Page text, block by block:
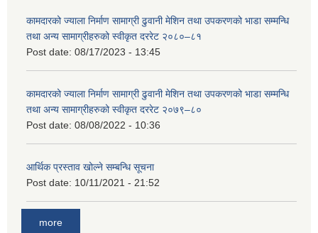
कामदारको ज्याला निर्माण सामाग्री ढुवानी मेशिन तथा उपकरणको भाडा सम्मन्धि
तथा अन्य सामाग्रीहरुको स्वीकृत दररेट २०८०–८१
Post date: 08/17/2023 - 13:45
कामदारको ज्याला निर्माण सामाग्री ढुवानी मेशिन तथा उपकरणको भाडा सम्मन्धि
तथा अन्य सामाग्रीहरुको स्वीकृत दररेट २०७९–८०
Post date: 08/08/2022 - 10:36
आर्थिक प्रस्ताव खोल्ने सम्बन्धि सूचना
Post date: 10/11/2021 - 21:52
more